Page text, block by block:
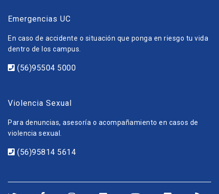
Emergencias UC
En caso de accidente o situación que ponga en riesgo tu vida
dentro de los campus.
(56)95504 5000
Violencia Sexual
Para denuncias, asesoría o acompañamiento en casos de
violencia sexual.
(56)95814 5614